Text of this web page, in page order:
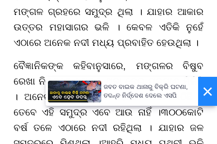
ମଙ୍ଗଳ ଗ୍ରହରେ ସମୁଦ୍ର ଥିଲା । ଯାହାର ଆକାର
ଉତ୍ତର ମହାସାଗର ଭଳି । କେବଳ ଏତିକି ନୁହେଁ
ଏଠାରେ ଅନେକ ନଦୀ ମଧ୍ୟ ପ୍ରବାହିତ ହେଉଥିଲା ।
ବୈଜ୍ଞାନିକଙ୍କ କହିବାନୁସାରେ, ମଙ୍ଗଳର ବିଷୁବ
ରେଖା ନିକଟରେ ସମୁଦ୍ର ଥିବା ନେଇ ପ୍ରମାଣ ମିଳିଛି
। ଅନେକ କ୍ୟାମେରାରେ ଏହାର ଫଟୋ ଉଠିଛି ।
ତେବେ ଏହି ସମୁଦ୍ର ଏବେ ଆଉ ନାହିଁ ।୩୦୦କୋଟି
ବର୍ଷ ତଳେ ଏଠାରେ ନଦୀ ରହିଥିଲା । ଯାହାର ଜଳ
×
ଜବତ ବାଇକ ଥାନାରୁ ବିକ୍ରି ଘଟଣା,
ତଦନ୍ତ ନିର୍ଦ୍ଦେଶ ଦେଲେ ଏସପି